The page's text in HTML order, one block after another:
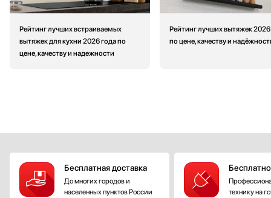
Рейтинг лучших встраиваемых
вытяжек для кухни 2026 года по
цене, качеству и надежности
Рейтинг лучших вытяжек 2026
по цене, качеству и
Бесплатная доставка
До многих городов и
населенных пунктов России
технику на